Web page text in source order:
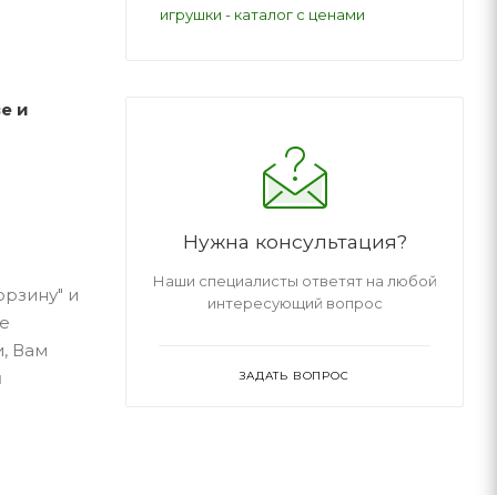
и
и
Вам
игрушки - каталог с ценами
Нужна консультация?
Наши специалисты ответят на любой
интересующий вопрос
ЗАДАТЬ ВОПРОС